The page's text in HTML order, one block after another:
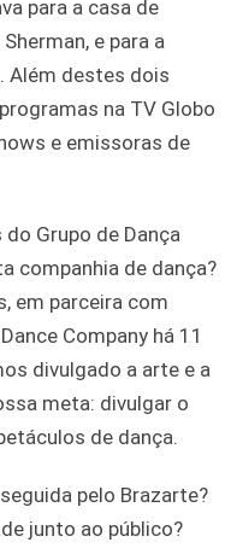
para a casa de
e para a
Além destes dois
na TV Globo
e emissoras de
Grupo de Dança
companhia de dança?
em parceira com
Company há 11
divulgado a arte e a
meta: divulgar o
de dança.
pelo Brazarte?
junto ao público?